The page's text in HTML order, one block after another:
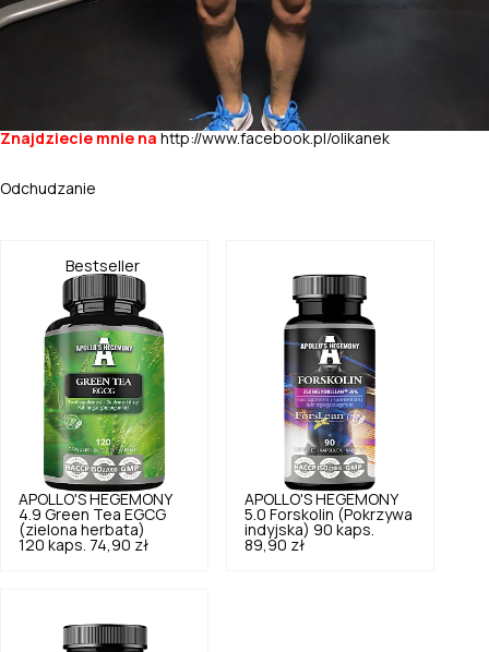
Znajdziecie mnie na http://www.facebook.pl/olikanek
Odchudzanie
Bestseller
APOLLO'S HEGEMONY
4.9 Green Tea EGCG
(zielona herbata)
120 kaps. 74,90 zł
APOLLO'S HEGEMONY
5.0 Forskolin (Pokrzywa
indyjska) 90 kaps.
89,90 zł